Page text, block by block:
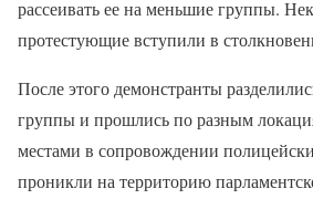
рассеивать ее на меньшие группы.
протестующие вступили в
После этого демонстранты
группы и прошлись по разным
местами в сопровождении
проникли на территорию